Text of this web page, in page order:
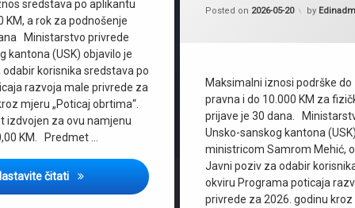
sredstava po aplikantu
KM, a rok za podnošenje
Ministarstvo privrede
kantona (USK) objavilo je
korisnika sredstava po
razvoja male privrede za
mjeru „Poticaj obrtima“.
izdvojen za ovu namjenu
KM. Predmet …
čitati Ministarstvo privrede USK objavilo javni poziv: Za poticaj
Posted on 2026-05-20 by
Maksimalni iznosi podrške do
pravna i do 10.000 KM za
prijave je 30 dana.
Unsko-sanskog kantona
ministricom Samrom Mehić,
Javni poziv za odabir
okviru Programa poticaja
privrede za 2026. godinu